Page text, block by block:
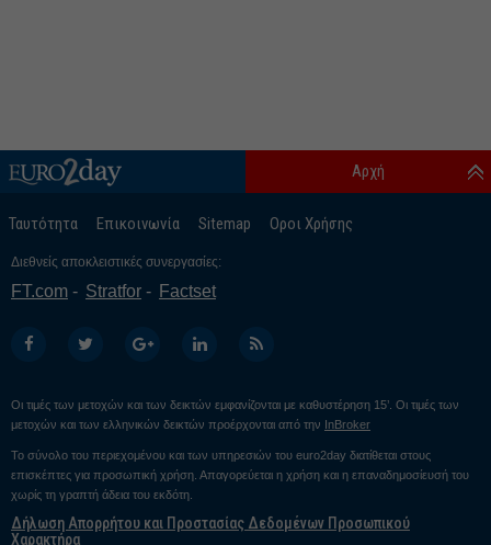
Ταυτότητα Επικοινωνία Sitemap Οροι Χρήσης
Αρχή
Διεθνείς αποκλειστικές συνεργασίες:
FT.com Stratfor Factset
Οι τιμές των μετοχών και των δεικτών εμφανίζονται με καθυστέρηση 15’. Οι τιμές των
μετοχών και των ελληνικών δεικτών προέρχονται από την InBroker
Το σύνολο του περιεχομένου και των υπηρεσιών του euro2day διατίθεται στους
επισκέπτες για προσωπική χρήση. Απαγορεύεται η χρήση και η επαναδημοσίευσή του
χωρίς τη γραπτή άδεια του εκδότη.
Δήλωση Απορρήτου και Προστασίας Δεδομένων Προσωπικού
Χαρακτήρα